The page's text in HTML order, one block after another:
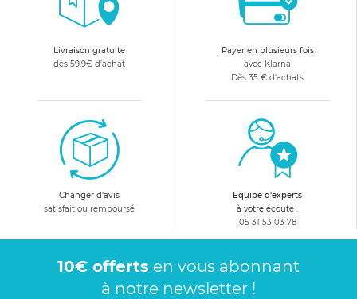
Livraison gratuite
dès 59.9€ d'achat
Payer en plusieurs fois
avec Klarna
Dès 35 € d'achats
Changer d'avis
satisfait ou remboursé
Equipe d'experts
à votre écoute :
05 31 53 03 78
10€ offerts en vous abonnant
à notre newsletter !